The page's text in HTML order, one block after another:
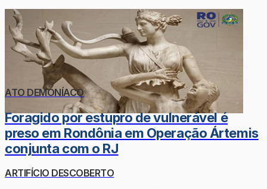
ATO DEMONÍACO
Foragido por estupro de vulnerável é
preso em Rondônia em Operação Ártemis
conjunta com o RJ
ARTIFÍCIO DESCOBERTO